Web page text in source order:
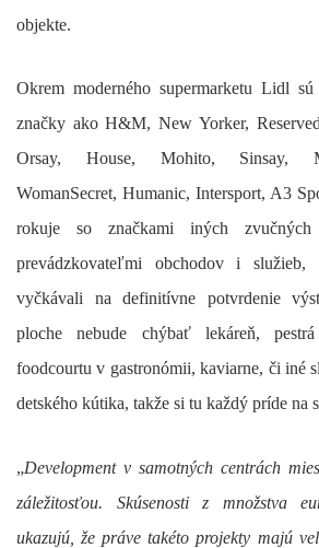
objekte.
Okrem moderného supermarketu Lidl
značky ako H&M, New Yorker,
Orsay, House, Mohito, Sinsay,
WomanSecret, Humanic, Intersport, A3
rokuje so značkami iných
prevádzkovateľmi obchodov i služieb,
vyčkávali na definitívne potvrdenie
ploche nebude chýbať lekáreň,
foodcourtu v gastronómii, kaviarne, či iné
detského kútika, takže si tu každý príde na
„Development v samotných centrách
záležitosťou. Skúsenosti z množstva
ukazujú, že práve takéto projekty majú